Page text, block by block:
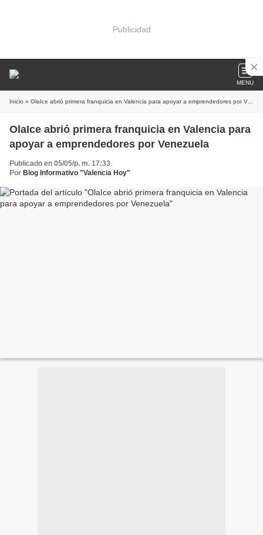
Publicidad
MENU
Inicio » OlaIce abrió primera franquicia en Valencia para apoyar a emprendedores por Venezuela
OlaIce abrió primera franquicia en Valencia para
apoyar a emprendedores por Venezuela
Publicado en 05/05/p. m. 17:33
Por Blog Informativo "Valencia Hoy"